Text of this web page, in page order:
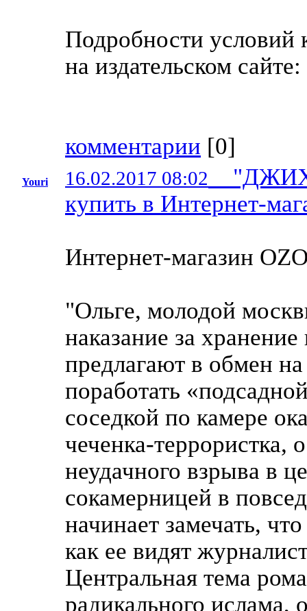
Подробности условий
на издательском
комментарии [0]
Youri 16.02.2017 08:02
купить в Интернет-
Интернет-магазин
"Ольге, молодой
наказание за
предлагают в обмен
поработать
соседкой по камере
чеченка-террористка,
неудачного взрыва в
сокамерницей в
начинает замечать,
как ее видят
Центральная тема
радикального ислама,